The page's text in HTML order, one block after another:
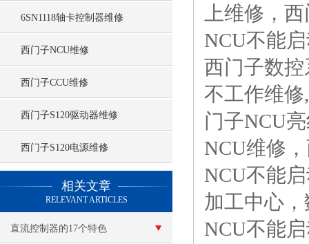
6SN1118轴卡控制器维修
西门子NCU维修
西门子CCU维修
西门子S120驱动器维修
西门子S120电源维修
相关文章
RELEVANT ARTICLES
直流控制器的17个特色
上维修，
NCU不能
西门子数
不工作维
门子NCU
NCU维修
NCU不能
加工中心
NCU不能